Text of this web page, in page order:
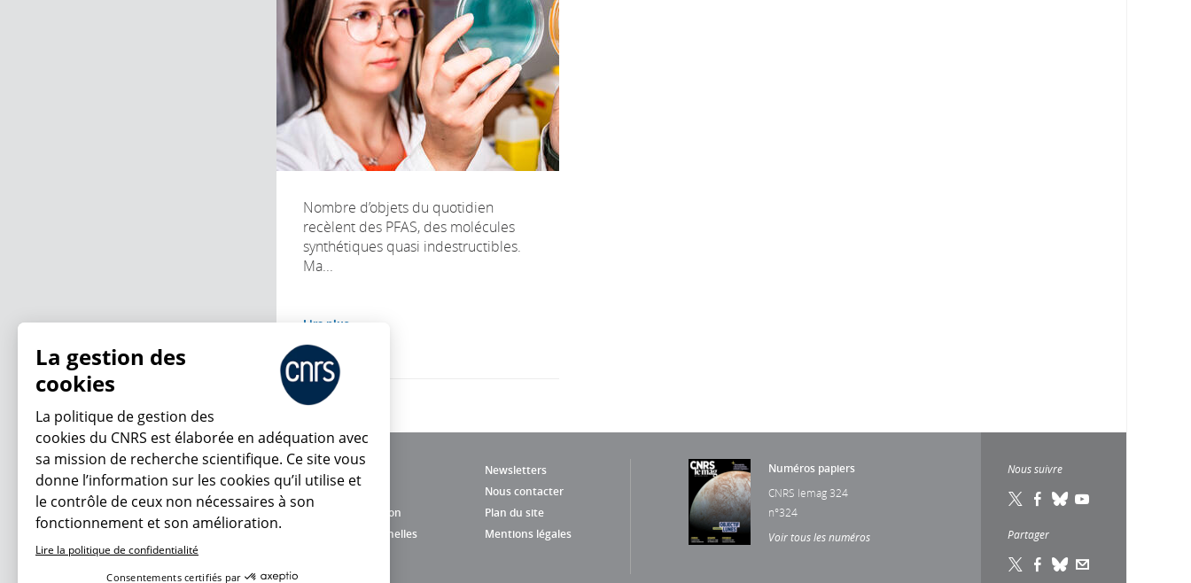
Nombre d’objets du quotidien
recèlent des PFAS, des molécules
synthétiques quasi indestructibles.
Ma...
Lire plus
Newsletters
Nous contacter
Charte d'utilisation
Plan du site
Données personnelles
Mentions légales
Numéros papiers
CNRS lemag 324
n°324
Voir tous les numéros
Nous suivre
Partager
En ce moment
La gestion des
cookies
La politique de gestion des
cookies du CNRS est élaborée en adéquation avec
sa mission de recherche scientifique. Ce site vous
donne l’information sur les cookies qu’il utilise et
le contrôle de ceux non nécessaires à son
fonctionnement et son amélioration.
Lire la politique de confidentialité
Consentements certifiés par